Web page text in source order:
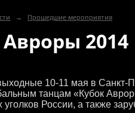
→ Прошедшие мероприятия
2014
10-11 мая в Санкт-
танцам «Кубок
России, а также